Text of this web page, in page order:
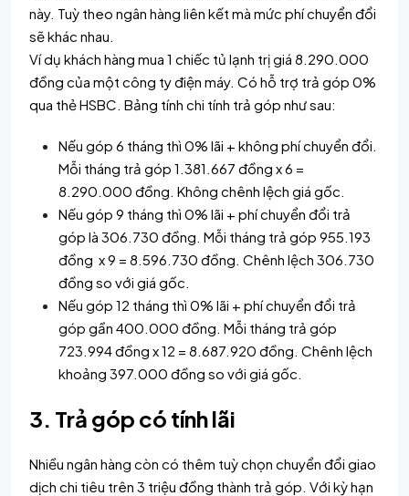
này. Tuỳ theo ngân hàng liên kết mà mức phí chuyển đổi
sẽ khác nhau.
Ví dụ khách hàng mua 1 chiếc tủ lạnh trị giá 8.290.000
đồng của một công ty điện máy. Có hỗ trợ trả góp 0%
qua thẻ HSBC. Bảng tính chi tính trả góp như sau:
Nếu góp 6 tháng thì 0% lãi + không phí chuyển đổi.
Mỗi tháng trả góp 1.381.667 đồng x 6 =
8.290.000 đồng. Không chênh lệch giá gốc.
Nếu góp 9 tháng thì 0% lãi + phí chuyển đổi trả
góp là 306.730 đồng. Mỗi tháng trả góp 955.193
đồng x 9 = 8.596.730 đồng. Chênh lệch 306.730
đồng so với giá gốc.
Nếu góp 12 tháng thì 0% lãi + phí chuyển đổi trả
góp gần 400.000 đồng. Mỗi tháng trả góp
723.994 đồng x 12 = 8.687.920 đồng. Chênh lệch
khoảng 397.000 đồng so với giá gốc.
3. Trả góp có tính lãi
Nhiều ngân hàng còn có thêm tuỳ chọn chuyển đổi giao
dịch chi tiêu trên 3 triệu đồng thành trả góp. Với kỳ hạn